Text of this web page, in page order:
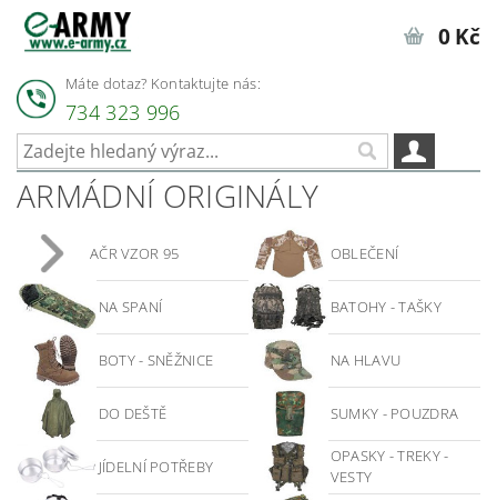
Máte dotaz? Kontaktujte nás:
734 323 996
0 Kč
ARMÁDNÍ ORIGINÁLY
AČR VZOR 95 OBLEČENÍ
NA SPANÍ BATOHY - TAŠKY
BOTY - SNĚŽNICE NA HLAVU
DO DEŠTĚ SUMKY - POUZDRA
JÍDELNÍ POTŘEBY
OPASKY - TREKY -
VESTY